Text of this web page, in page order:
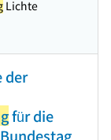
Lichte
der
für die